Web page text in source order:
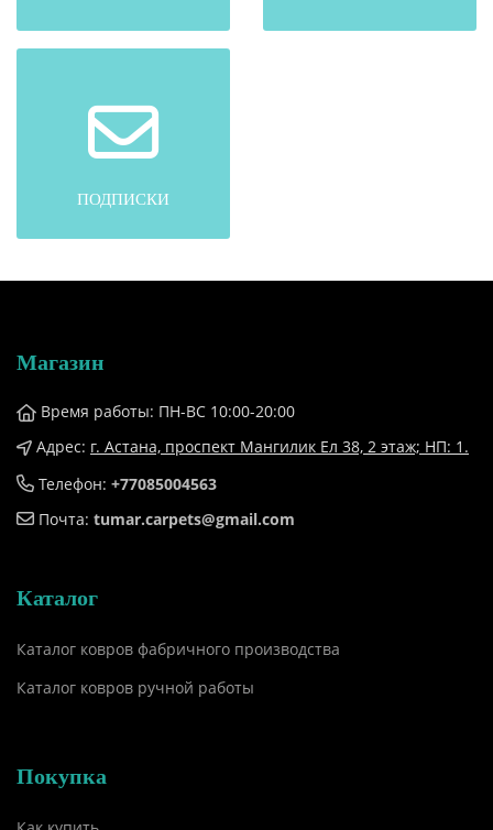
ПОДПИСКИ
Магазин
Время работы: ПН-ВС 10:00-20:00
Адрес: г. Астана, проспект Мангилик Ел 38, ​2 этаж; НП: 1.
Телефон: +77085004563
Почта: tumar.carpets@gmail.com
Каталог
Каталог ковров фабричного производства
Каталог ковров ручной работы
Покупка